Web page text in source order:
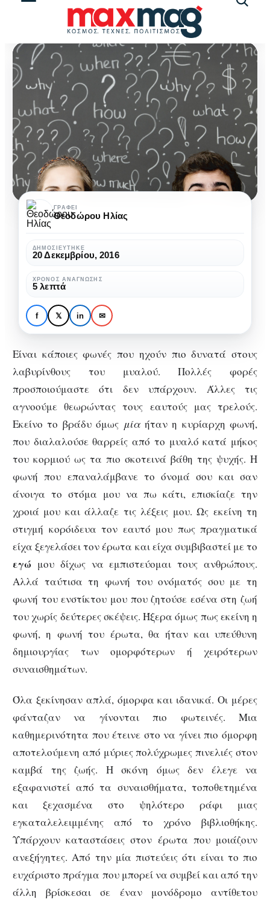
ΑΨΥΧΟΛΌΓΗΤΑ
Χαμένοι στη μετάφραση
Χαμένοι
στη
μετάφραση
ΓΡΆΦΕΙ
Θεοδώρου Ηλίας
ΔΗΜΟΣΙΕΎΤΗΚΕ
20 Δεκεμβρίου, 2016
ΧΡΌΝΟΣ ΑΝΆΓΝΩΣΗΣ
5 λεπτά
f 𝕏 in ✉
Είναι κάποιες φωνές που ηχούν πιο δυνατά στους
λαβυρίνθους του μυαλού. Πολλές φορές
προσποιούμαστε ότι δεν υπάρχουν. Άλλες τις
αγνοούμε θεωρώντας τους εαυτούς μας τρελούς.
Εκείνο το βράδυ όμως μίαήταν η κυρίαρχη φωνή,
που διαλαλούσε θαρρείς από το μυαλό κατά μήκος
του κορμιού ως τα πιο σκοτεινά βάθη της ψυχής. Η
φωνή που επαναλάμβανε το όνομά σου και σαν
άνοιγα το στόμα μου να πω κάτι, επισκίαζε την
χροιά μου και άλλαζε τις λέξεις μου. Ως εκείνη τη
στιγμή κορόιδευα τον εαυτό μου πως πραγματικά
είχα ξεγελάσει τον έρωτα και είχα συμβιβαστεί με το
εγώ μου δίχως να εμπιστεύομαι τους ανθρώπους.
Αλλά ταύτισα τη φωνή του ονόματός σου με τη
φωνή του ενστίκτου μου που ζητούσε εσένα στη ζωή
του χωρίς δεύτερες σκέψεις. Ήξερα όμως πως εκείνη η
φωνή, η φωνή του έρωτα, θα ήταν και υπεύθυνη
δημιουργίας των ομορφότερων ή χειρότερων
συναισθημάτων.
Όλα ξεκίνησαν απλά, όμορφα και ιδανικά. Οι μέρες
φάνταζαν να γίνονται πιο φωτεινές. Μια
καθημερινότητα που έτεινε στο να γίνει πιο όμορφη
αποτελούμενη από μύριες πολύχρωμες πινελιές στον
καμβά της ζωής. Η σκόνη όμως δεν έλεγε να
εξαφανιστεί από τα συναισθήματα, τοποθετημένα
και ξεχασμένα στο ψηλότερο ράφι μιας
εγκαταλελειμμένης από το χρόνο βιβλιοθήκης.
Υπάρχουν καταστάσεις στον έρωτα που μοιάζουν
ανεξήγητες. Από την μία πιστεύεις ότι είναι το πιο
ευχάριστο πράγμα που μπορεί να συμβεί και από την
άλλη βρίσκεσαι σε έναν μονόδρομο αντίθετου